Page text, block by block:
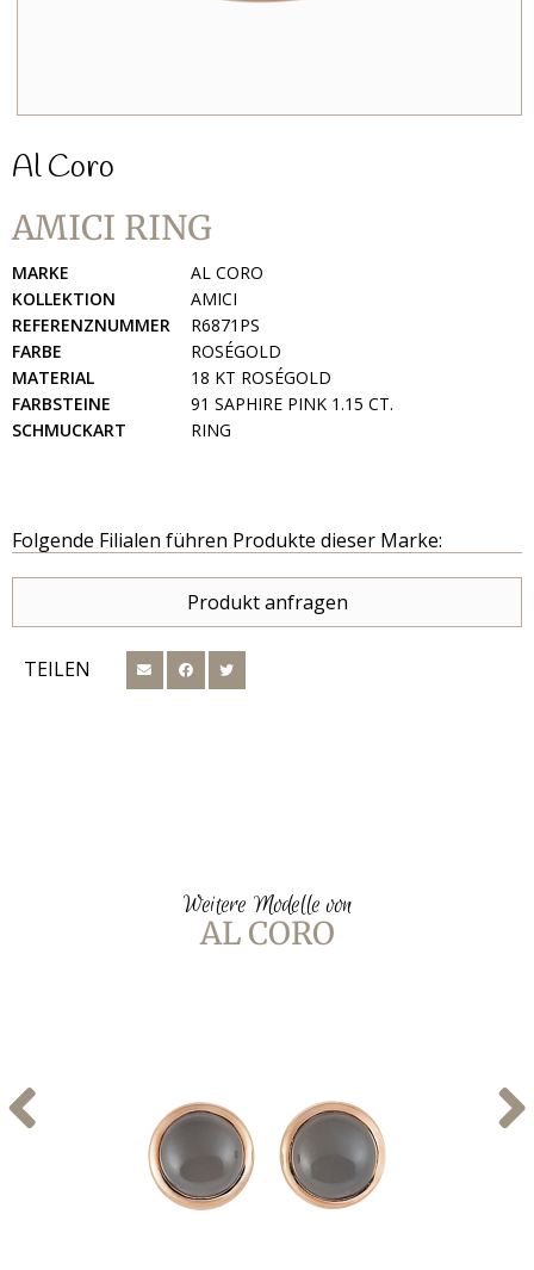
Al Coro
AMICI RING
MARKE
AL CORO
KOLLEKTION
AMICI
REFERENZNUMMER
R6871PS
FARBE
ROSÉGOLD
MATERIAL
18 KT ROSÉGOLD
FARBSTEINE
91 SAPHIRE PINK 1.15 CT.
SCHMUCKART
RING
Folgende Filialen führen Produkte dieser Marke:
Produkt anfragen
TEILEN
Weitere Modelle von
AL CORO